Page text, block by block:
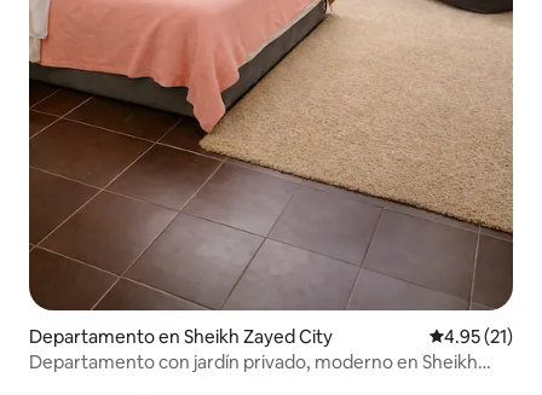
Departamento en Sheikh Zayed City Calificación
4.95 (21)
Departamento con jardín privado, moderno en Sheikh